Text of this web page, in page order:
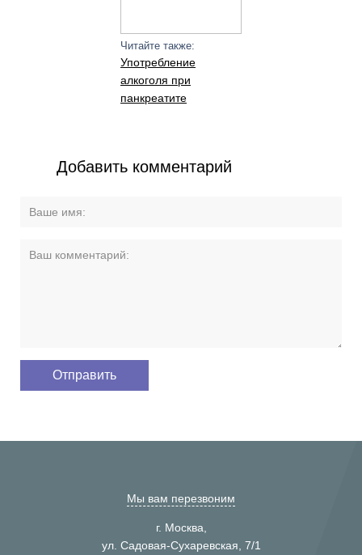
Читайте также:
Употребление
алкоголя при
панкреатите
Добавить комментарий
Мы вам перезвоним
г. Москва,
ул. Садовая-Сухаревская, 7/1